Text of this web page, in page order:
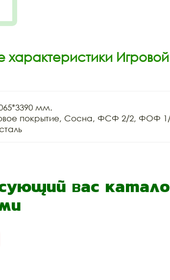
характеристики Игровой
мм.
покрытие, Сосна, ФСФ 2/2, ФОФ
вас